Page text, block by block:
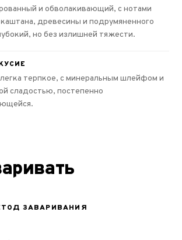
и обволакивающий, с нотами
древесины и подрумяненного
но без излишней тяжести.
терпкое, с минеральным шлейфом и
сладостью, постепенно
ЗАВАРИВАНИЯ